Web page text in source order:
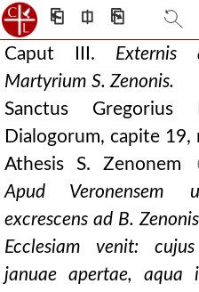
⎗ ⎅ ⎘
Caput III. Externis
Martyrium S. Zenonis.
Sanctus
Dialogorum, capite
Athesis S. Zenonem
Apud Veronensem
excrescens ad B.
Ecclesiam venit:
januae apertae, aqua